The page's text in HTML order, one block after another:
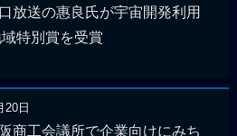
放送の惠良氏が宇宙開発利用
特別賞を受賞
20日
商工会議所で企業向けにみち